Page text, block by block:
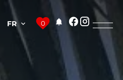
FR 0